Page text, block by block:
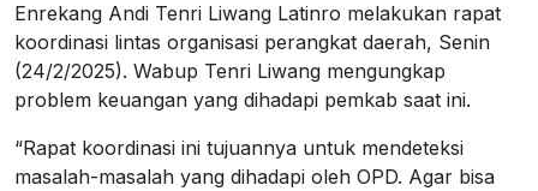
Enrekang Andi Tenri Liwang Latinro melakukan rapat
koordinasi lintas organisasi perangkat daerah, Senin
(24/2/2025). Wabup Tenri Liwang mengungkap
problem keuangan yang dihadapi pemkab saat ini.
“Rapat koordinasi ini tujuannya untuk mendeteksi
masalah-masalah yang dihadapi oleh OPD. Agar bisa